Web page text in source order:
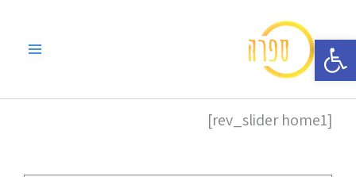
פתח סרגל נגישות
לתוכן
[rev_slider home1]